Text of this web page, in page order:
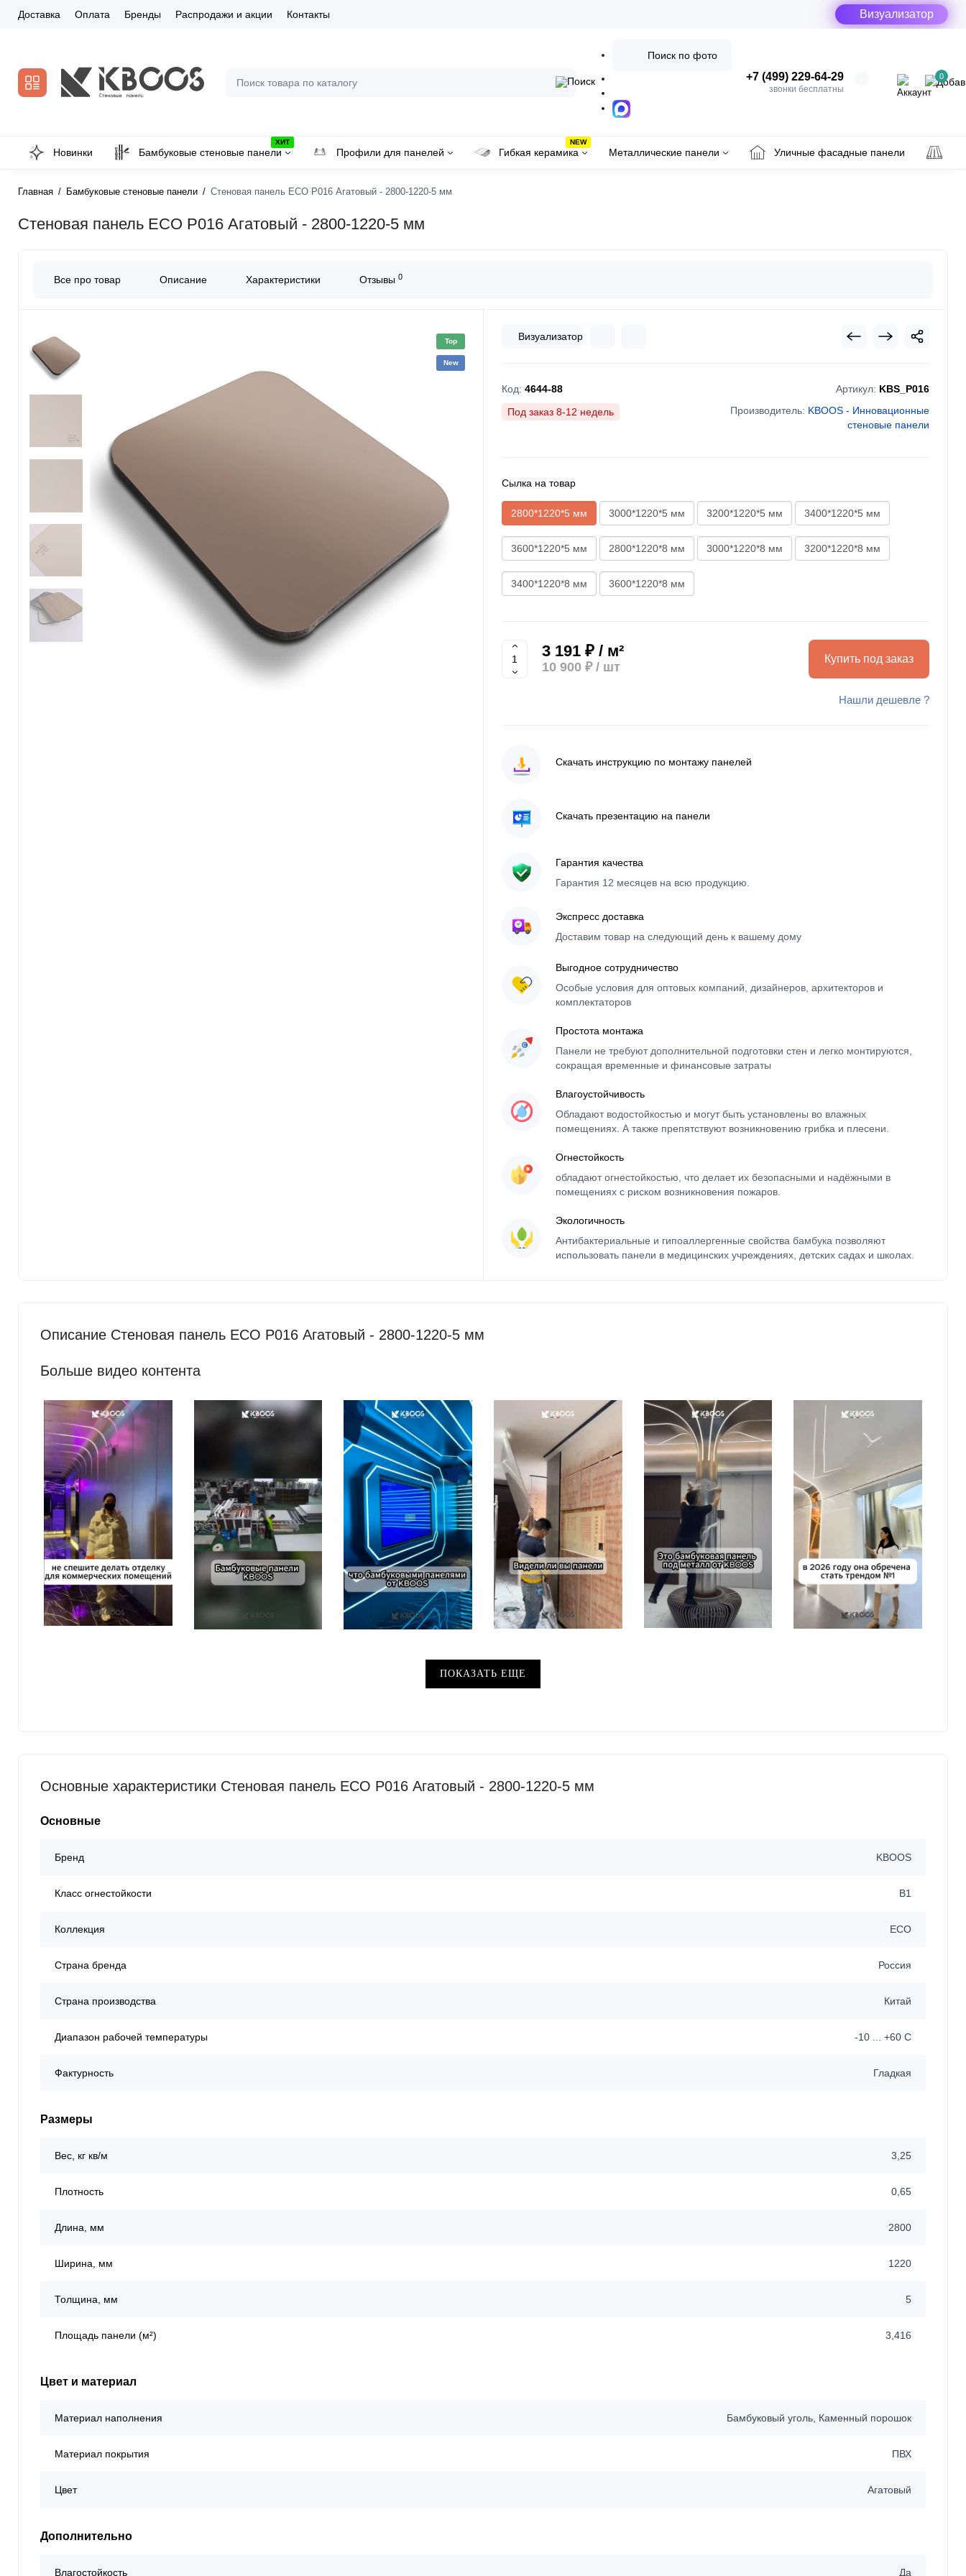
Визуализатор
Доставка Оплата Бренды Распродажи и акции Контакты
+7 (499) 229-64-29
звонки бесплатны
0
Поиск по фото
Новинки
ХИТ
Бамбуковые стеновые панели Профили для панелей
NEW
Гибкая керамика Металлические панели Уличные фасадные панели
Главная Бамбуковые стеновые панели Стеновая панель ECO P016 Агатовый - 2800-1220-5 мм
Стеновая панель ECO P016 Агатовый - 2800-1220-5 мм
Все про товар Описание Характеристики Отзывы 0
Top
New
Визуализатор
Код: 4644-88 Артикул: KBS_P016
Производитель: KBOOS - Инновационные
стеновые панели
Под заказ 8-12 недель
Сылка на товар
2800*1220*5 мм 3000*1220*5 мм 3200*1220*5 мм 3400*1220*5 мм
3600*1220*5 мм 2800*1220*8 мм 3000*1220*8 мм 3200*1220*8 мм
3400*1220*8 мм 3600*1220*8 мм
3 191 ₽ / м²
10 900 ₽/ шт
Купить под заказ
Нашли дешевле ?
Скачать инструкцию по монтажу панелей
Скачать презентацию на панели
Гарантия качества
Гарантия 12 месяцев на всю продукцию.
Экспресс доставка
Доставим товар на следующий день к вашему дому
Выгодное сотрудничество
Особые условия для оптовых компаний, дизайнеров, архитекторов и
комплектаторов
Простота монтажа
Панели не требуют дополнительной подготовки стен и легко монтируются,
сокращая временные и финансовые затраты
Влагоустойчивость
Обладают водостойкостью и могут быть установлены во влажных
помещениях. А также препятствуют возникновению грибка и плесени.
Огнестойкость
обладают огнестойкостью, что делает их безопасными и надёжными в
помещениях с риском возникновения пожаров.
Экологичность
Антибактериальные и гипоаллергенные свойства бамбука позволяют
использовать панели в медицинских учреждениях, детских садах и школах.
Описание Стеновая панель ECO P016 Агатовый - 2800-1220-5 мм
Больше видео контента
ПОКАЗАТЬ ЕЩЕ
Основные характеристики Стеновая панель ECO P016 Агатовый - 2800-1220-5 мм
Основные
Бренд KBOOS
Класс огнестойкости B1
Коллекция ECO
Страна бренда Россия
Страна производства Китай
Диапазон рабочей температуры -10 ... +60 C
Фактурность Гладкая
Размеры
Вес, кг кв/м 3,25
Плотность 0,65
Длина, мм 2800
Ширина, мм 1220
Толщина, мм 5
Площадь панели (м²) 3,416
Цвет и материал
Материал наполнения Бамбуковый уголь, Каменный порошок
Материал покрытия ПВХ
Цвет Агатовый
Дополнительно
Влагостойкость Да